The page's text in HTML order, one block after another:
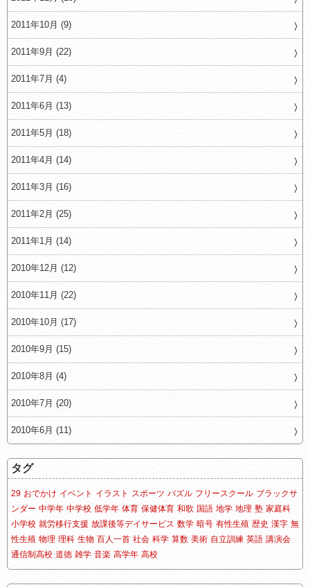
2011年10月 (9)
2011年9月 (22)
2011年7月 (4)
2011年6月 (13)
2011年5月 (18)
2011年4月 (14)
2011年3月 (16)
2011年2月 (25)
2011年1月 (14)
2010年12月 (12)
2010年11月 (22)
2010年10月 (17)
2010年9月 (15)
2010年8月 (4)
2010年7月 (20)
2010年6月 (11)
タグ
29 おでかけ イベント イラスト スポーツ パズル フリースクール ブラックサ
ンダー 中学年 中学校 低学年 体育 保健体育 和歌 国語 地学 地理 塾 家庭科
小学校 就労移行支援 放課後等デイサービス 数学 暗号 有性生殖 歴史 漢字 無
性生殖 物理 理科 生物 百人一首 社会 科学 算数 美術 自立訓練 英語 講演会
通信制高校 道徳 雑学 音楽 高学年 高校